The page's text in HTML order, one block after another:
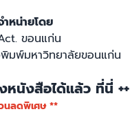
หน่ายโดย
ขอนแก่น
มพ์มหาวิทยาลัยขอนแก่น
หนังสือได้แล้ว ที่นี่ ++
นลดพิเศษ **